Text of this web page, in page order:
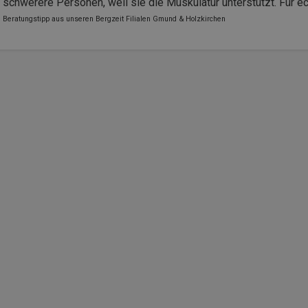
Beratungstipp aus unseren Bergzeit Filialen Gmund & Holzkirchen